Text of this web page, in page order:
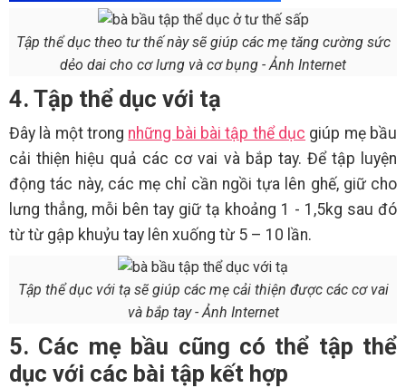
Tập thể dục theo tư thế này sẽ giúp các mẹ tăng cường sức
dẻo dai cho cơ lưng và cơ bụng - Ảnh Internet
4. Tập thể dục với tạ
Đây là một trong những bài bài tập thể dục giúp mẹ bầu
cải thiện hiệu quả các cơ vai và bắp tay. Để tập luyện
động tác này, các mẹ chỉ cần ngồi tựa lên ghế, giữ cho
lưng thẳng, mỗi bên tay giữ tạ khoảng 1 - 1,5kg sau đó
từ từ gập khuỷu tay lên xuống từ 5 – 10 lần.
Tập thể dục với tạ sẽ giúp các mẹ cải thiện được các cơ vai
và bắp tay - Ảnh Internet
5. Các mẹ bầu cũng có thể tập thể
dục với các bài tập kết hợp